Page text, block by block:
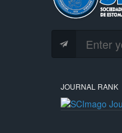
JOURNAL RANK